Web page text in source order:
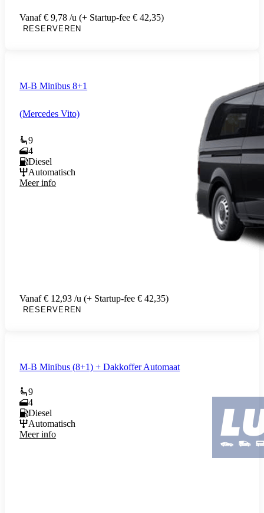
Vanaf € 9,78 /u (+ Startup-fee € 42,35)
RESERVEREN
M-B Minibus 8+1
(Mercedes Vito)
9
4
Diesel
Automatisch
Meer info
Vanaf € 12,93 /u (+ Startup-fee € 42,35)
RESERVEREN
M-B Minibus (8+1) + Dakkoffer Automaat
9
4
Diesel
Automatisch
Meer info